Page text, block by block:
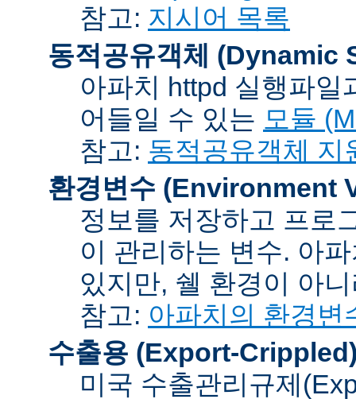
참고: 지시어 목록
동적공유객체 (Dynamic
아파치 httpd 실행파일
어들일 수 있는 모듈
참고: 동적공유객체 지
환경변수 (Environment
정보를 저장하고 프로
이 관리하는 변수. 아
있지만, 쉘 환경이 아
참고: 아파치의 환경변
수출용 (Export-
미국 수출관리규제